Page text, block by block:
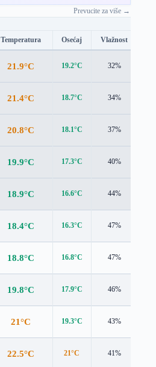
Prevucite za više →
Temperatura Osećaj Vlažnost
21.9°C 19.2°C 32%
21.4°C 18.7°C 34%
20.8°C 18.1°C 37%
19.9°C 17.3°C 40%
18.9°C 16.6°C 44%
18.4°C 16.3°C 47%
18.8°C 16.8°C 47%
19.8°C 17.9°C 46%
21°C 19.3°C 43%
22.5°C 21°C 41%